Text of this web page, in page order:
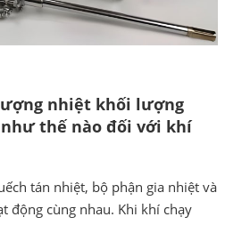
nhiệt khối lượng
như thế nào đối với khí
tán nhiệt, bộ phận gia nhiệt và
động cùng nhau. Khi khí chạy